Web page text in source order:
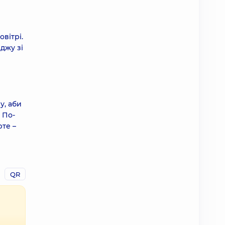
зі
аби
По-
–
QR